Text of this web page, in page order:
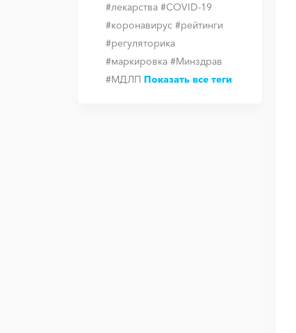
#лекарства #COVID-19
#коронавирус #рейтинги
#регуляторика
#маркировка #Минздрав
#МДЛП Показать все теги